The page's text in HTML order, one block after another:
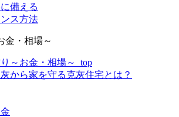
備える
ス方法
金・相場～
～お金・相場～_top
から家を守る克灰住宅とは？